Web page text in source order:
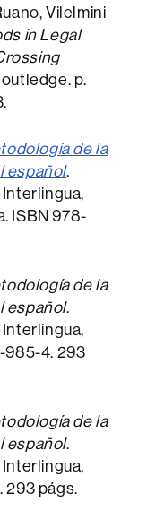
Vilelmini
in Legal
p.
de la
español.
ISBN 978-
de la
español.
985-4. 293
de la
español.
293 págs.